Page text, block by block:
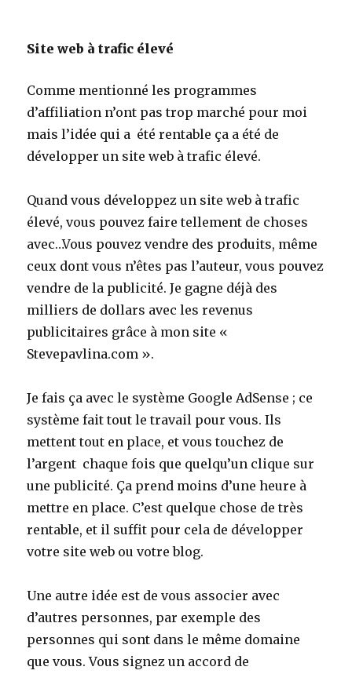
Site web à trafic élevé
Comme mentionné les programmes
d’affiliation n’ont pas trop marché pour moi
mais l’idée qui a été rentable ça a été de
développer un site web à trafic élevé.
Quand vous développez un site web à trafic
élevé, vous pouvez faire tellement de choses
avec…Vous pouvez vendre des produits, même
ceux dont vous n’êtes pas l’auteur, vous pouvez
vendre de la publicité. Je gagne déjà des
milliers de dollars avec les revenus
publicitaires grâce à mon site «
Stevepavlina.com ».
Je fais ça avec le système Google AdSense ; ce
système fait tout le travail pour vous. Ils
mettent tout en place, et vous touchez de
l’argent chaque fois que quelqu’un clique sur
une publicité. Ça prend moins d’une heure à
mettre en place. C’est quelque chose de très
rentable, et il suffit pour cela de développer
votre site web ou votre blog.
Une autre idée est de vous associer avec
d’autres personnes, par exemple des
personnes qui sont dans le même domaine
que vous. Vous signez un accord de